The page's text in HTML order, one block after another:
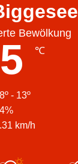
Bewölkung
℃
- 13º
km/h